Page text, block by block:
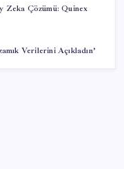
Zeka Çözümü: Quinex
Verilerini Açıkladın’